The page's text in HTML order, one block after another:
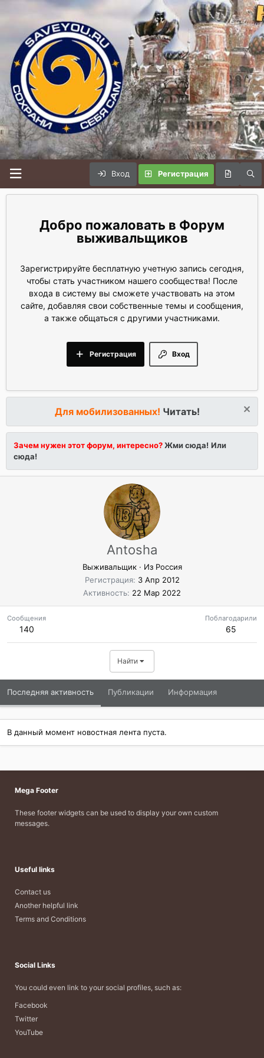
Вход Регистрация
Форум
выживальщиков
Зарегистрируйте бесплатную учетную запись сегодня,
чтобы стать участником нашего сообщества! После
входа в систему вы сможете участвовать на этом
сайте, добавляя свои собственные темы и сообщения,
а также общаться с другими участниками.
Вход
Регистрация
Для мобилизованных! Читать!
Зачем нужен этот форум, интересно?Жми сюда! Или
сюда!
Antosha
Выживальщик · Из Россия
Регистрация 3 Апр 2012
Активность 22 Мар 2022
Сообщения
140
Поблагодарили
65
Найти
Последняя активность Публикации Информация
В данный момент новостная лента пуста.
Mega Footer
These footer widgets can be used to display your own custom
messages.
Useful links
Contact us
Another helpful link
Terms and Conditions
Social Links
You could even link to your social profiles, such as:
Facebook
Twitter
YouTube